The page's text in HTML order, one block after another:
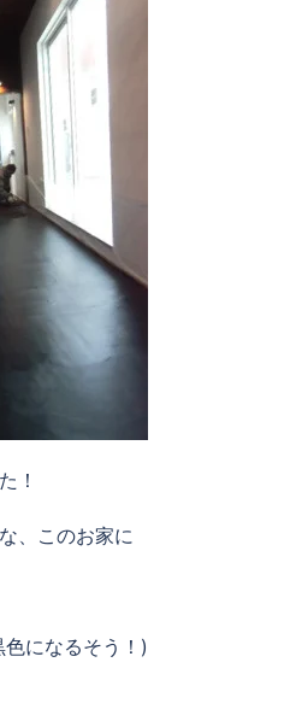
！
、このお家に
になるそう！)